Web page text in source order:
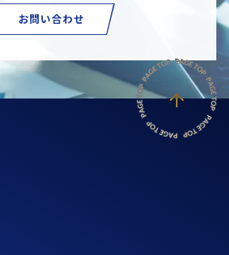
お問い合わせ